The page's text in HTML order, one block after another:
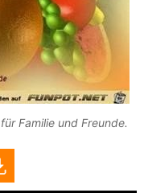
Familie und Freunde.